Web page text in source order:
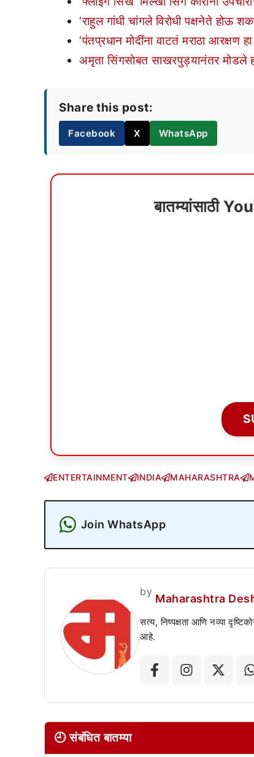
‘राहुल गांधी चांगले विरोधी पक्षनेते होऊ
‘पंतप्रधान मोदींना वाटतं मराठा आरक्षण
अमृता सिंगसोबत साखरपुड्यानंतर मोडले
Share this post:
Facebook X WhatsApp
बातम्यांसाठी
ENTERTAINMENT INDIA MAHARASHTRA
Join WhatsApp
by
Maharashtra
सत्य, निष्पक्षता आणि नव्या
आहे.
🕘 संबंधित बातम्या